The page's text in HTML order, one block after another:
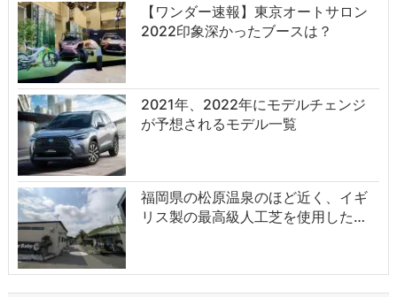
【ワンダー速報】東京オートサロン
2022印象深かったブースは？
2021年、2022年にモデルチェンジ
が予想されるモデル一覧
福岡県の松原温泉のほど近く、イギ
リス製の最高級人工芝を使用した…